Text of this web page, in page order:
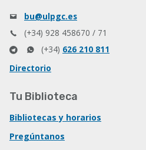
bu@ulpgc.es
(+34) 928 458670 / 71
(+34) 626 210 811
Directorio
Tu Biblioteca
Bibliotecas y horarios
Pregúntanos